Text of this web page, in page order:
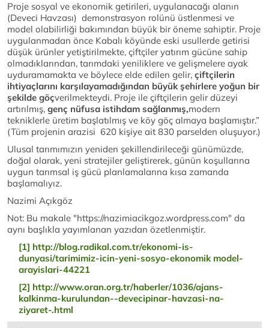
Proje sosyal ve ekonomik getirileri, uygulanacağı alanın
(Deveci Havzası) demonstrasyon rolünü üstlenmesi ve
model olabilirliği bakımından büyük bir öneme sahiptir. Proje
uygulanmadan önce Kabalı köyünde eski usullerde getirisi
düşük ürünler yetiştirilmekte, çiftçiler yatırım gücüne sahip
olmadıklarından, tarımdaki yeniliklere ve gelişmelere ayak
uyduramamakta ve böylece elde edilen gelir, çiftçilerin
ihtiyaçlarını karşılayamadığından büyük şehirlere yoğun bir
şekilde göçverilmekteydi. Proje ile çiftçilerin gelir düzeyi
artırılmış, genç nüfusa istihdam sağlanmış,modern
tekniklerle üretim başlatılmış ve köy göç almaya başlamıştır.”
(Tüm projenin arazisi 620 kişiye ait 830 parselden oluşuyor.)
Ulusal tarımımızın yeniden şekillendirileceği günümüzde,
doğal olarak, yeni stratejiler geliştirerek, günün koşullarına
uygun tarımsal iş gücü planlamalarına kısa zamanda
başlamalıyız.
Nazimi Açıkgöz
Not: Bu makale "https://nazimiacikgoz.wordpress.com" da
aynı başlıkla yayımlanan yazıdan özetlenmiştir.
[1] http://blog.radikal.com.tr/ekonomi-is-
dunyasi/tarimimiz-icin-yeni-sosyo-ekonomik model-
arayislari-44221
[2] http://www.oran.org.tr/haberler/1036/ajans-
kalkinma-kurulundan--devecipinar-havzasi-na-
ziyaret-.html